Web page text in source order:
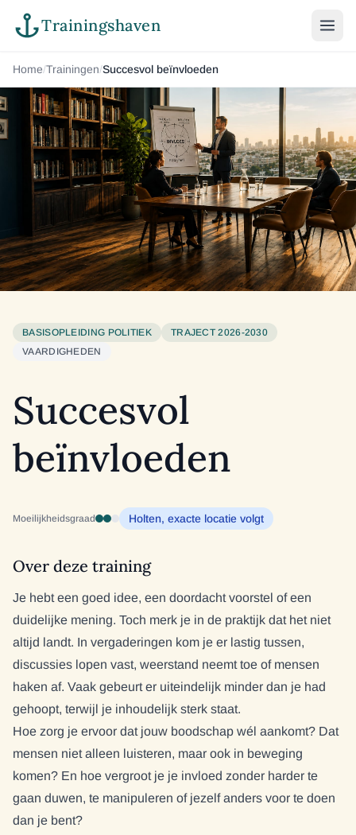
Trainingshaven
Home/Trainingen/Succesvol beïnvloeden
BASISOPLEIDING POLITIEK
TRAJECT 2026-2030
VAARDIGHEDEN
Succesvol
beïnvloeden
Moeilijkheidsgraad Holten, exacte locatie volgt
Over deze training
Je hebt een goed idee, een doordacht voorstel of een
duidelijke mening. Toch merk je in de praktijk dat het niet
altijd landt. In vergaderingen kom je er lastig tussen,
discussies lopen vast, weerstand neemt toe of mensen
haken af. Vaak gebeurt er uiteindelijk minder dan je had
gehoopt, terwijl je inhoudelijk sterk staat.
Hoe zorg je ervoor dat jouw boodschap wél aankomt? Dat
mensen niet alleen luisteren, maar ook in beweging
komen? En hoe vergroot je je invloed zonder harder te
gaan duwen, te manipuleren of jezelf anders voor te doen
dan je bent?